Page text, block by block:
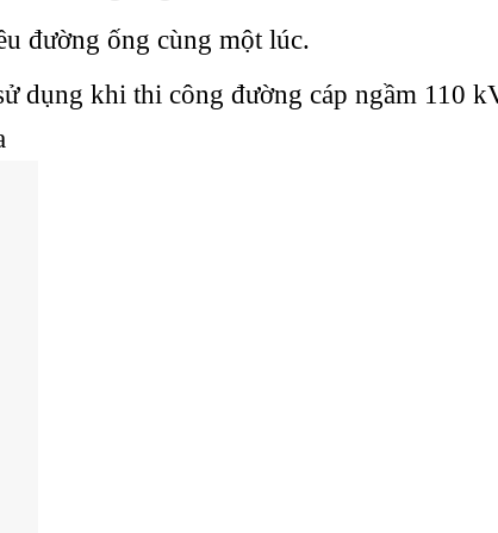
đường ống cùng một lúc.
dụng khi thi công đường cáp ngầm 110